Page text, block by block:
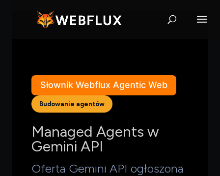
Słownik Webflux Agentic Web
Budowanie agentów
Managed Agents w
Gemini API
Oferta Gemini API ogłoszona